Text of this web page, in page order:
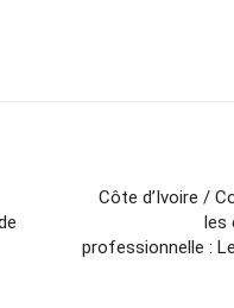
Côte d’Ivoire /
les
professionnelle :